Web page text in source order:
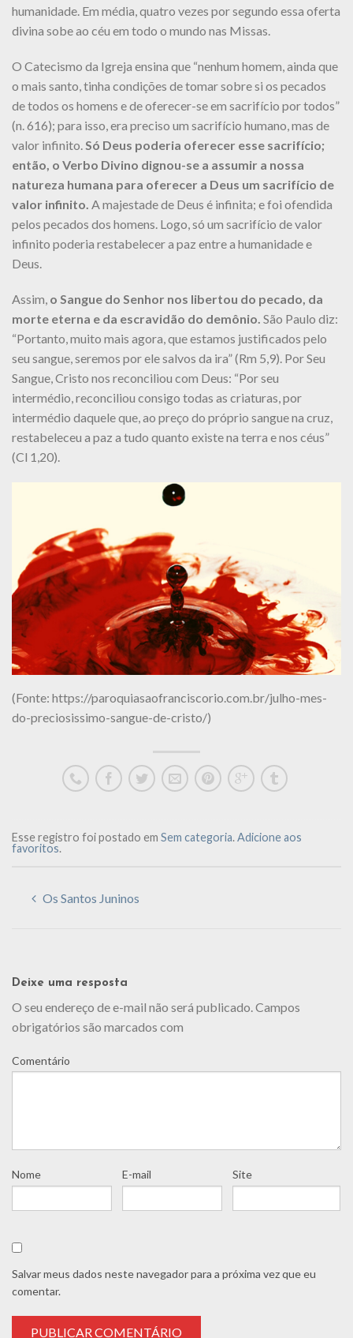
humanidade. Em média, quatro vezes por segundo essa oferta
divina sobe ao céu em todo o mundo nas Missas.
O Catecismo da Igreja ensina que “nenhum homem, ainda que
o mais santo, tinha condições de tomar sobre si os pecados
de todos os homens e de oferecer-se em sacrifício por todos”
(n. 616); para isso, era preciso um sacrifício humano, mas de
valor infinito.Só Deus poderia oferecer esse sacrifício;
então, o Verbo Divino dignou-se a assumir a nossa
natureza humana para oferecer a Deus um sacrifício de
valor infinito. A majestade de Deus é infinita; e foi ofendida
pelos pecados dos homens. Logo, só um sacrifício de valor
infinito poderia restabelecer a paz entre a humanidade e
Deus.
Assim, o Sangue do Senhor nos libertou do pecado, da
morte eterna e da escravidão do demônio. São Paulo diz:
“Portanto, muito mais agora, que estamos justificados pelo
seu sangue, seremos por ele salvos da ira” (Rm 5,9). Por Seu
Sangue, Cristo nos reconciliou com Deus: “Por seu
intermédio, reconciliou consigo todas as criaturas, por
intermédio daquele que, ao preço do próprio sangue na cruz,
restabeleceu a paz a tudo quanto existe na terra e nos céus”
(Cl 1,20).
(Fonte: https://paroquiasaofranciscorio.com.br/julho-mes-
do-preciosissimo-sangue-de-cristo/)
Esse registro foi postado em Sem categoria.Adicione aos
favoritos.
Os Santos Juninos
Deixe uma resposta
O seu endereço de e-mail não será publicado.Campos
obrigatórios são marcados com
Comentário
Nome E-mail Site
Salvar meus dados neste navegador para a próxima vez que eu
comentar.